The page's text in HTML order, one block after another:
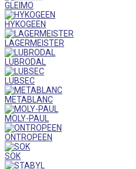
GLEIMO
HYKOGEEN
LAGERMEISTER
LUBRODAL
LUBSEC
METABLANC
MOLY-PAUL
ONTROPEEN
SOK